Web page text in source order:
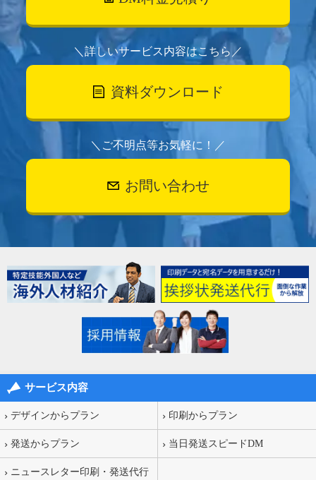
＼詳しいサービス内容はこちら／
資料ダウンロード
＼ご不明点等お気軽に！／
お問い合わせ
サービス内容
デザインからプラン 印刷からプラン
発送からプラン 当日発送スピードDM
ニュースレター印刷・発送代行